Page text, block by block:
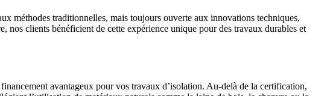
méthodes traditionnelles, mais toujours ouverte aux innovations techniques,
clients bénéficient de cette expérience unique pour des travaux durables et
avantageux pour vos travaux d’isolation. Au-delà de la certification,